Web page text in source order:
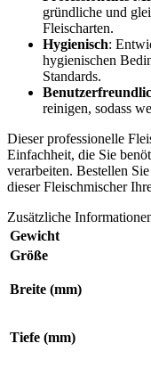
gründliche und
Fleischarten.
Hygienisch:
hygienischen
Standards.
reinigen, sodass
Dieser professionelle
Einfachheit, die Sie
verarbeiten. Bestellen
dieser Fleischmischer
Zusätzliche
Gewicht
Größe
Breite (mm)
Tiefe (mm)